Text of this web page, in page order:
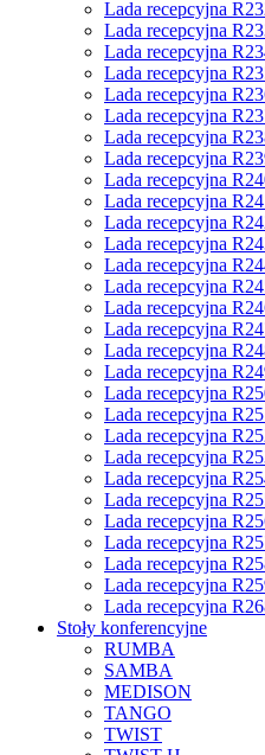
Lada recepcyjna
Lada recepcyjna
Lada recepcyjna
Lada recepcyjna
Lada recepcyjna
Lada recepcyjna
Lada recepcyjna
Lada recepcyjna
Lada recepcyjna
Lada recepcyjna
Lada recepcyjna
Lada recepcyjna
Lada recepcyjna
Lada recepcyjna
Lada recepcyjna
Lada recepcyjna
Lada recepcyjna
Lada recepcyjna
Lada recepcyjna
Lada recepcyjna
Lada recepcyjna
Lada recepcyjna
Lada recepcyjna
Lada recepcyjna
Lada recepcyjna
Lada recepcyjna
Lada recepcyjna
Lada recepcyjna
Lada recepcyjna
Stoły konferencyjne
RUMBA
SAMBA
MEDISON
TANGO
TWIST